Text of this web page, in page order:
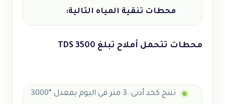
محطات تنقية المياه التالية:
محطات تتحمل أملاح تبلغ 3500 TDS
تنتج كحد أدنى: 3 متر في اليوم بمعدل “3000